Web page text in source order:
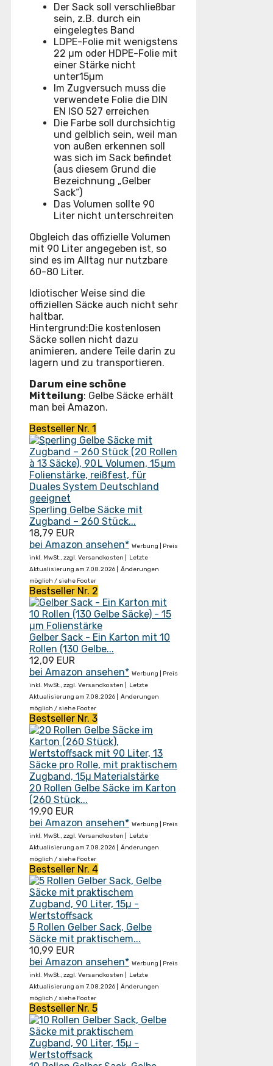
Der Sack soll verschließbar
sein, z.B. durch ein
eingelegtes Band
LDPE-Folie mit wenigstens
22 µm oder HDPE-Folie mit
einer Stärke nicht
unter15µm
Im Zugversuch muss die
verwendete Folie die DIN
EN ISO 527 erreichen
Die Farbe soll durchsichtig
und gelblich sein, weil man
von außen erkennen soll
was sich im Sack befindet
(aus diesem Grund die
Bezeichnung „Gelber
Sack“)
Das Volumen sollte 90
Liter nicht unterschreiten
Obgleich das offizielle Volumen
mit 90 Liter angegeben ist, so
sind es im Alltag nur nutzbare
60-80 Liter.
Idiotischer Weise sind die
offiziellen Säcke auch nicht sehr
haltbar.
Hintergrund:Die kostenlosen
Säcke sollen nicht dazu
animieren, andere Teile darin zu
lagern und zu transportieren.
Darum eine schöne
Mitteilung: Gelbe Säcke erhält
man bei Amazon.
Bestseller Nr. 1
Sperling Gelbe Säcke mit
Zugband – 260 Stück...
18,79 EUR
bei Amazon ansehen* Werbung | Preis
inkl. MwSt., zzgl. Versandkosten |
Letzte
Aktualisierung am 7.08.2026 |
Änderungen
möglich / siehe Footer
Bestseller Nr. 2
Gelber Sack - Ein Karton mit 10
Rollen (130 Gelbe...
12,09 EUR
bei Amazon ansehen* Werbung | Preis
inkl. MwSt., zzgl. Versandkosten |
Letzte
Aktualisierung am 7.08.2026 |
Änderungen
möglich / siehe Footer
Bestseller Nr. 3
20 Rollen Gelbe Säcke im Karton
(260 Stück...
19,90 EUR
bei Amazon ansehen* Werbung | Preis
inkl. MwSt., zzgl. Versandkosten |
Letzte
Aktualisierung am 7.08.2026 |
Änderungen
möglich / siehe Footer
Bestseller Nr. 4
5 Rollen Gelber Sack, Gelbe
Säcke mit praktischem...
10,99 EUR
bei Amazon ansehen* Werbung | Preis
inkl. MwSt., zzgl. Versandkosten |
Letzte
Aktualisierung am 7.08.2026 |
Änderungen
möglich / siehe Footer
Bestseller Nr. 5